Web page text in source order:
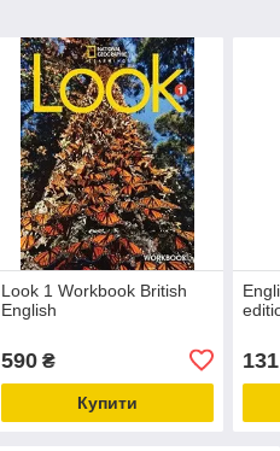
Look 1 Workbook British
English
590₴
Купити
131